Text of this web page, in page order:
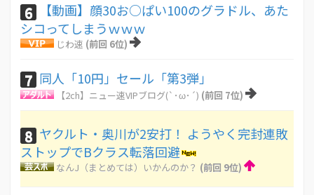
6
【動画】顔30お○ぱい100のグラドル、あた
シコってしまうｗｗｗ
じわ速 (前回 6位)
7 同人「10円」セール「第3弾」
【2ch】ニュー速VIPブログ(`･ω･´) (前回 7位)
8 ヤクルト・奥川が2安打！ ようやく完封連敗
ストップでBクラス転落回避
なんJ（まとめては）いかんのか？ (前回 9位)